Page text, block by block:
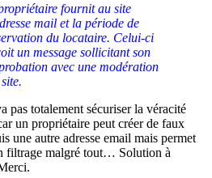
fournit au site
mail et la période de
du locataire. Celui-ci
un message sollicitant son
avec une modération
pas totalement sécuriser la véracité
un propriétaire peut créer de faux
une autre adresse email mais permet
filtrage malgré tout… Solution à